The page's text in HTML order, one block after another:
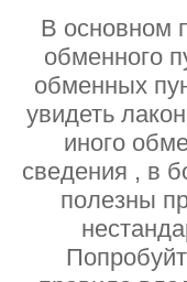
В основном
обменного
обменных
увидеть
иного
сведения , в
полезны